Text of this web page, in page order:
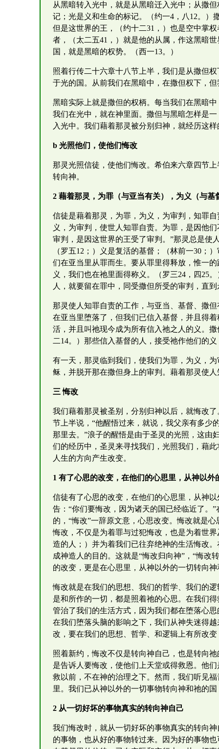
从黑暗转入光中，就是从黑暗迁入光中；从撒
记；光是义和生命的标记。（约一4，八12。）
但是这世界的王，（约十二31，）也是空中掌
者，（太二五41，）就是他的从属，作这黑暗
国，就是黑暗的权势。（西一13。）
照着行传二十六章十八节上半，我们是从撒但
于光的国。从前我们在黑暗中，在撒但权下，
黑暗实际上就是撒但的权柄。每当我们在黑暗
我们在光中，就在神里面。撒但与黑暗怎样是
入光中。我们藉着那灵被分别归神，就经历这
b 光照他们，使他们悔改
那灵光照信徒，使他们悔改。希伯来六章四节
转向神。
2 藉着那灵，为罪（与亚当有关），为义（与
信徒是藉着那灵，为罪，为义，为审判，知罪
义，为审判，使世人知罪自责。为罪，是因他
审判，是因这世界的王受了审判。”那灵总是使
（罗五12；）义是复活的基督；（林前一30；
们在亚当里从罪而生。要从罪里得释放，惟一
义，我们也在祂里面得称义。（罗三24，四25
人，就要留在罪中，同受撒但所受的审判，直
那灵使人知罪自责的工作，与亚当、基督、撒
在亚当里堕落了，但我们已信入基督，并且得
活，并且叫祂现今成为所有信入祂之人的义。
二14。）那些信入基督的人，接受祂作他们的
有一天，那灵临到我们，使我们为罪，为义，
稣，并脱开那在撒但身上的审判。藉着那灵使
三 悔改
我们藉着那灵被圣别，分别归神以后，就悔改
节上半说，“他醒悟过来，就说，我父亲有多少
那里去。”浪子的醒悟是由于圣灵的光照，这由
们的经历中，圣灵来寻找我们，光照我们，藉
人生的方向产生改变。
1 有了心思的改变，在他们的心思里，从神以
信徒有了心思的改变，在他们的心思里，从神
告：“你们要悔改，因为诸天的国已经临近了。
的，“悔改”一辞原文意，心思改变。悔改就是
悔改，不仅是为着罪与过犯悔改，也是为着世
造的人；）并为着我们已往弃绝神的生活悔改
成神造人的目的。这就是“悔改归向神”，“悔改
的改变，更是在心思里，从神以外的一切转向
悔改就是在我们的思想、我们的哲学、我们的
是和所作的一切，都是照着祂的心思。在我们
管治了我们的生活方式，因为我们都在堕落心
在我们堕落头脑的影响之下，我们从神失迷得
改，要在我们的思想、哲学、和逻辑上有所改变
照着新约，悔改不仅是转向神自己，也是转向
是告诉人要悔改，使他们上天堂或得救恩。他
救以前，不在神的治理之下。然而，我们听见
里。我们已从神以外的一切事物转向神和祂的
2 从一切好坏的事物真实的转向神自己
我们悔改时，就从一切好坏的事物真实的转向
的事物，也从好的事物转过来。因为好的事物